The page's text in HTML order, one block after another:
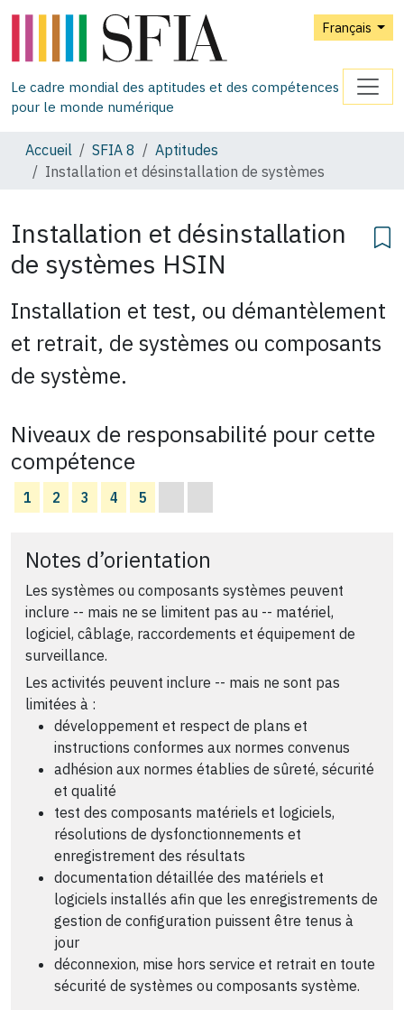
Français
Le cadre mondial des aptitudes et des compétences
pour le monde numérique
Accueil SFIA 8
Aptitudes
Installation et désinstallation de systèmes
Installation et désinstallation
de systèmes HSIN
Installation et test, ou démantèlement
et retrait, de systèmes ou composants
de système.
Niveaux de responsabilité pour cette
compétence
1 2 3 4 5
Notes d’orientation
Les systèmes ou composants systèmes peuvent
inclure -- mais ne se limitent pas au -- matériel,
logiciel, câblage, raccordements et équipement de
surveillance.
Les activités peuvent inclure -- mais ne sont pas
limitées à :
développement et respect de plans et
instructions conformes aux normes convenus
adhésion aux normes établies de sûreté, sécurité
et qualité
test des composants matériels et logiciels,
résolutions de dysfonctionnements et
enregistrement des résultats
documentation détaillée des matériels et
logiciels installés afin que les enregistrements de
gestion de configuration puissent être tenus à
jour
déconnexion, mise hors service et retrait en toute
sécurité de systèmes ou composants système.